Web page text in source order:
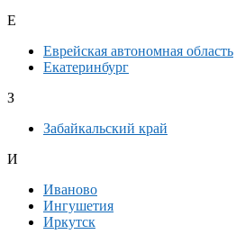
Е
Еврейская автономная область
Екатеринбург
З
Забайкальский край
И
Иваново
Ингушетия
Иркутск